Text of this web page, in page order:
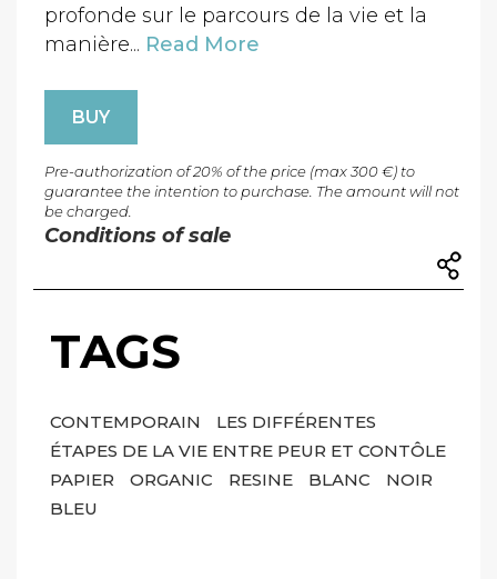
profonde sur le parcours de la vie et la
manière... Read More
BUY
Pre-authorization of 20% of the price (max 300 €) to
guarantee the intention to purchase. The amount will not
be charged.
Conditions of sale
TAGS
CONTEMPORAIN
LES DIFFÉRENTES
ÉTAPES DE LA VIE ENTRE PEUR ET CONTÔLE
PAPIER
ORGANIC RESINE BLANC
NOIR
BLEU